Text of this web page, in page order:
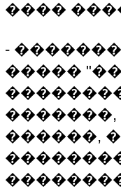
����
-
�����
������,